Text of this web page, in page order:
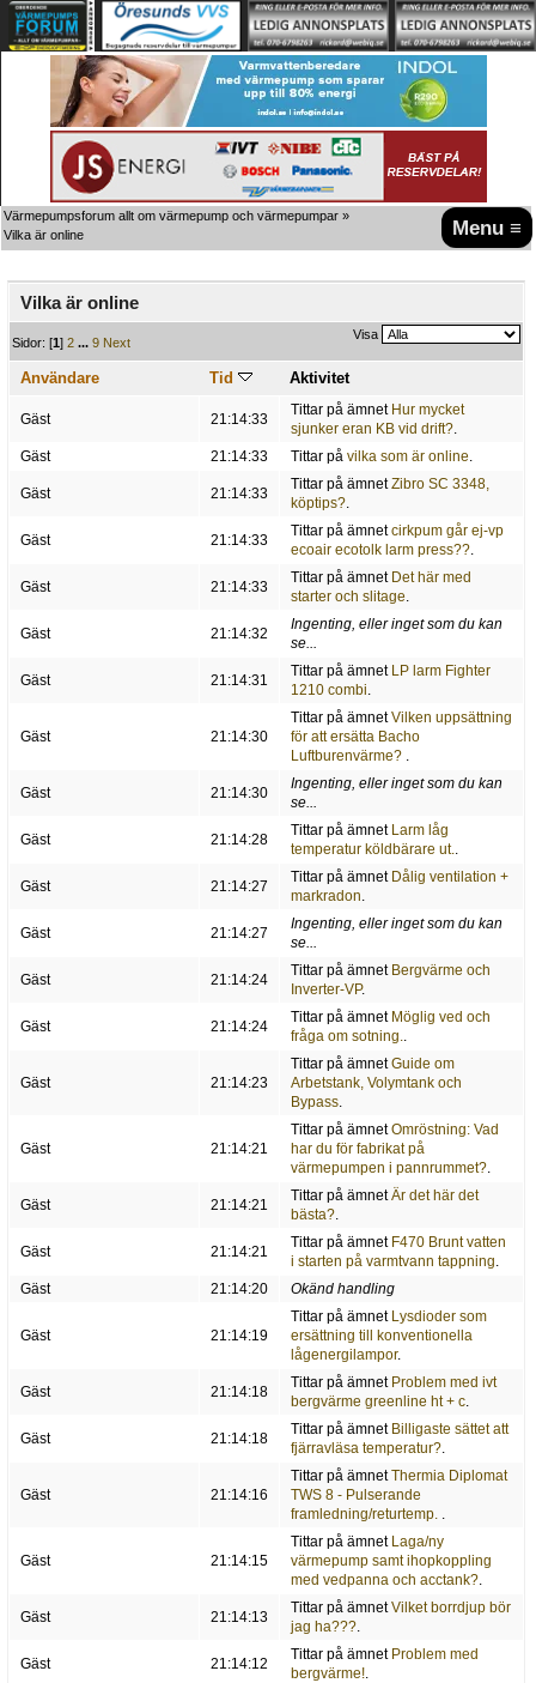
Menu ≡
Värmepumpsforum allt om värmepump och värmepumpar »
Vilka är online
Vilka är online
Sidor: [1]2 ...9 Next
Visa
Användare Tid Aktivitet
Gäst 21:14:33
Tittar på ämnet Hur mycket
sjunker eran KB vid drift?.
Gäst
21:14:33 Tittar på vilka som är online.
Gäst 21:14:33
Tittar på ämnetZibro SC 3348,
köptips?.
Gäst 21:14:33
Tittar på ämnetcirkpum går ej-vp
ecoair ecotolk larm press??.
Gäst 21:14:33
Tittar på ämnet Det här med
starter och slitage.
Gäst 21:14:32
Ingenting, eller inget som du kan
se...
Gäst 21:14:31
Tittar på ämnet LP larm Fighter
1210 combi.
Gäst 21:14:30
Tittar på ämnetVilken uppsättning
för att ersätta Bacho
Luftburenvärme? .
Gäst 21:14:30
Ingenting, eller inget som du kan
se...
Gäst 21:14:28
Tittar på ämnet Larm låg
temperatur köldbärare ut..
Gäst 21:14:27
Tittar på ämnet Dålig ventilation +
markradon.
Gäst 21:14:27
Ingenting, eller inget som du kan
se...
Gäst 21:14:24
Tittar på ämnet Bergvärme och
Inverter-VP.
Gäst 21:14:24
Tittar på ämnet Möglig ved och
fråga om sotning..
Gäst 21:14:23
Tittar på ämnetGuide om
Arbetstank, Volymtank och
Bypass.
Gäst 21:14:21
Tittar på ämnetOmröstning: Vad
har du för fabrikat på
värmepumpen i pannrummet?.
Gäst 21:14:21
Tittar på ämnetÄr det här det
bästa?.
Gäst 21:14:21
Tittar på ämnet F470 Brunt vatten
i starten på varmtvann tappning.
Gäst
21:14:20 Okänd handling
Gäst 21:14:19
Tittar på ämnet Lysdioder som
ersättning till konventionella
lågenergilampor.
Gäst 21:14:18
Tittar på ämnet Problem med ivt
bergvärme greenline ht + c.
Gäst 21:14:18
Tittar på ämnet Billigaste sättet att
fjärravläsa temperatur?.
Gäst 21:14:16
Tittar på ämnetThermia Diplomat
TWS 8 - Pulserande
framledning/returtemp. .
Gäst 21:14:15
Tittar på ämnet Laga/ny
värmepump samt ihopkoppling
med vedpanna och acctank?.
Gäst 21:14:13
Tittar på ämnetVilket borrdjup bör
jag ha???.
Gäst 21:14:12
Tittar på ämnet Problem med
bergvärme!.